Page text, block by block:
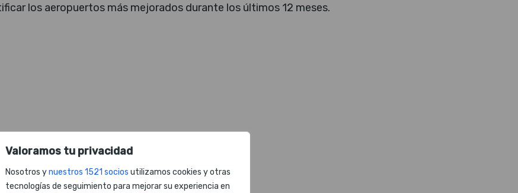
Valoramos tu privacidad
Nosotros ynuestros 1521 socios utilizamos cookies y otras
tecnologías de seguimiento para mejorar su experiencia en
los aeropuertos más mejorados durante los últimos 12 meses.